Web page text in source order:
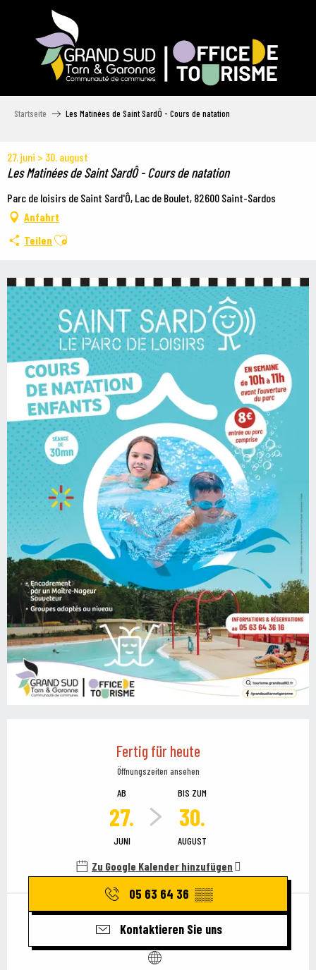
Startseite Les Matinées de Saint SardÔ - Cours de natation
27. juni > 30. august
Les Matinées de Saint SardÔ - Cours de natation
Parc de loisirs de Saint Sard'Ô, Lac de Boulet, 82600 Saint-Sardos
Anfahrt
Teilen Ajouter aux favoris
Fertig für heute
Öffnungszeiten ansehen
AB
27.
JUNI
BIS ZUM
30.
AUGUST
Zu Google Kalender hinzufügen
05 63 64 36 ▒▒
Kontaktieren Sie uns